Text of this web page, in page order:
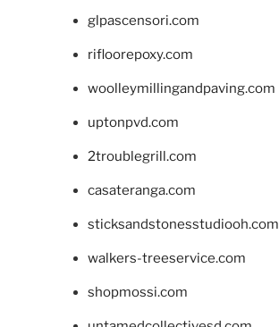
glpascensori.com
rifloorepoxy.com
woolleymillingandpaving.com
uptonpvd.com
2troublegrill.com
casateranga.com
sticksandstonesstudiooh.com
walkers-treeservice.com
shopmossi.com